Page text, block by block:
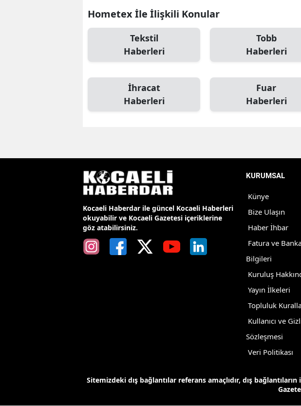
Hometex İle İlişkili Konular
Tekstil
Haberleri
Tobb
Haberleri
İhracat
Haberleri
Fuar
Haberleri
Kocaeli Haberdar ile güncel Kocaeli Haberleri
okuyabilir ve Kocaeli Gazetesi içeriklerine
göz atabilirsiniz.
KURUMSAL
Künye
Bize Ulaşın
Haber İhbar
Fatura ve
Bilgileri
Kuruluş
Yayın İlkeleri
Topluluk
Kullanıcı ve
Sözleşmesi
Veri Politikası
Sitemizdeki dış bağlantılar referans amaçlıdır, dış